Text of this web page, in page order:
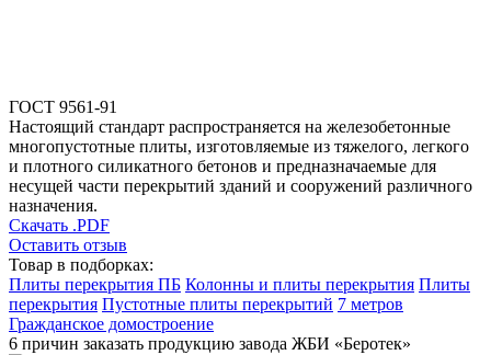
ГОСТ 9561-91
Настоящий стандарт распространяется на железобетонные
многопустотные плиты, изготовляемые из тяжелого, легкого
и плотного силикатного бетонов и предназначаемые для
несущей части перекрытий зданий и сооружений различного
назначения.
Скачать .PDF
Оставить отзыв
Товар в подборках:
Плиты перекрытия ПБ Колонны и плиты перекрытия Плиты
перекрытия Пустотные плиты перекрытий 7 метров
Гражданское домостроение
6 причин заказать продукцию завода ЖБИ «Беротек»